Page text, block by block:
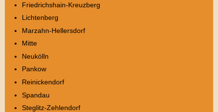
Friedrichshain-Kreuzberg
Lichtenberg
Marzahn-Hellersdorf
Mitte
Neukölln
Pankow
Reinickendorf
Spandau
Steglitz-Zehlendorf